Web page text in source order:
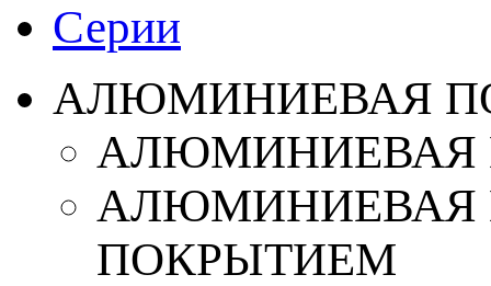
Серии
АЛЮМИНИЕВАЯ
АЛЮМИНИЕВАЯ
АЛЮМИНИЕВАЯ
ПОКРЫТИЕМ